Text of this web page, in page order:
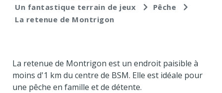
Un fantastique terrain de jeux
Pêche
La retenue de Montrigon
La retenue de Montrigon est un endroit paisible à
moins d'1 km du centre de BSM. Elle est idéale pour
une pêche en famille et de détente.